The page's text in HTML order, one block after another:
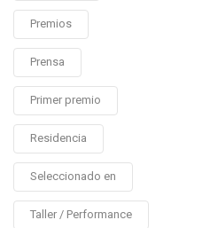
Premios
Prensa
Primer premio
Residencia
Seleccionado en
Taller / Performance